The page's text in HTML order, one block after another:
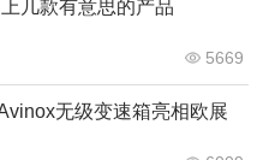
几款有意思的产品
5669
无级变速箱亮相欧展